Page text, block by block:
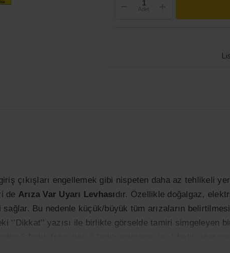
Adet
çıkışları engellemek gibi nispeten daha az tehlikeli
de Arıza Var Uyarı Levhasıdır. Özellikle doğalgaz,
Bu nedenle küçük/büyük tüm arızaların
yazısı ile birlikte görselde tamiri simgeleyen